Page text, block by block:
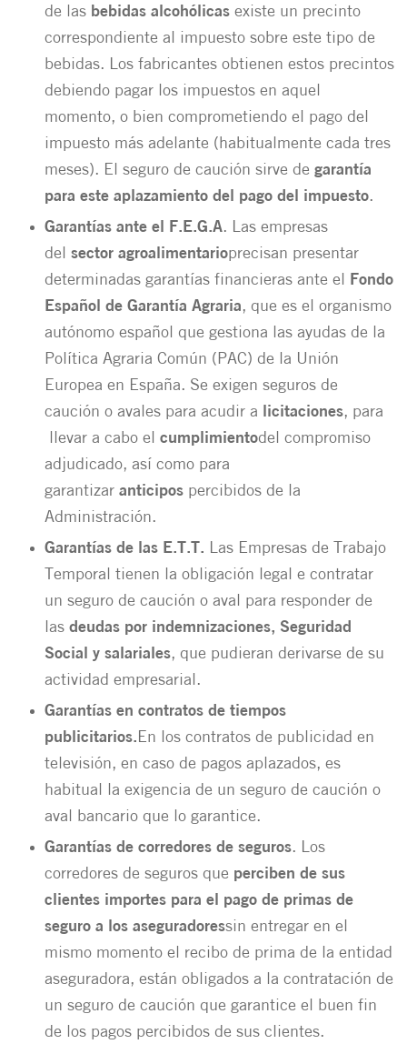
de las bebidas alcohólicas existe un precinto
correspondiente al impuesto sobre este tipo de
bebidas. Los fabricantes obtienen estos precintos
debiendo pagar los impuestos en aquel
momento, o bien comprometiendo el pago del
impuesto más adelante (habitualmente cada tres
meses). El seguro de caución sirve degarantía
para este aplazamiento del pago del impuesto.
Garantías ante el F.E.G.A. Las empresas
delsector agroalimentarioprecisan presentar
determinadas garantías financieras ante el Fondo
Español de Garantía Agraria, que es el organismo
autónomo español que gestiona las ayudas de la
Política Agraria Común (PAC) de la Unión
Europea en España. Se exigen seguros de
caución o avales para acudir a licitaciones, para
llevar a cabo elcumplimientodel compromiso
adjudicado, así como para
garantizaranticipos percibidos de la
Administración.
Garantías de las E.T.T. Las Empresas de Trabajo
Temporal tienen la obligación legal e contratar
un seguro de caución o aval para responder de
lasdeudas por indemnizaciones, Seguridad
Social y salariales, que pudieran derivarse de su
actividad empresarial.
Garantías en contratos de tiempos
publicitarios.En los contratos de publicidad en
televisión, en caso de pagos aplazados, es
habitual la exigencia de un seguro de caución o
aval bancario que lo garantice.
Garantías de corredores de seguros. Los
corredores de seguros que perciben de sus
clientes importes para el pago de primas de
seguro a los aseguradoressin entregar en el
mismo momento el recibo de prima de la entidad
aseguradora, están obligados a la contratación de
un seguro de caución que garantice el buen fin
de los pagos percibidos de sus clientes.